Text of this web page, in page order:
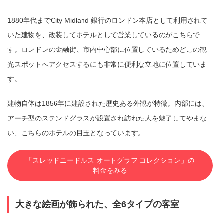
1880年代までCity Midland 銀行のロンドン本店として利用されて
いた建物を、改装してホテルとして営業しているのがこちらで
す。ロンドンの金融街、市内中心部に位置しているためどこの観
光スポットへアクセスするにも非常に便利な立地に位置していま
す。
建物自体は1856年に建設された歴史ある外観が特徴。内部には、
アーチ型のステンドグラスが設置され訪れた人を魅了してやまな
い、こちらのホテルの目玉となっています。
「スレッドニードルス オートグラフ コレクション」の
料金をみる
大きな絵画が飾られた、全6タイプの客室